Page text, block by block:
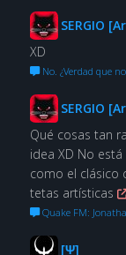
SERGIO
XD
No. ¿Verdad que
SERGIO
Qué cosas tan
idea XD No
como el clásico
tetas artísticas
Quake FM:
[Ψ]